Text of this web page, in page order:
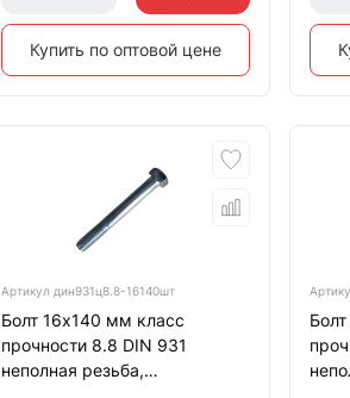
Купить по оптовой цене
Артикул дин931ц8.8-16140шт
Болт 16х140 мм класс
прочности 8.8 DIN 931
неполная резьба,